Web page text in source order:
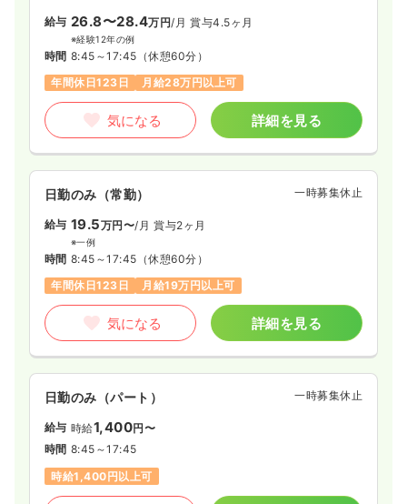
給与 26.8〜28.4万円/月 賞与4.5ヶ月
※経験12年の例
時間 8:45～17:45 （休憩60分）
年間休日123日
月給28万円以上可
気になる 詳細を見る
日勤のみ（常勤） 一時募集休止
給与 19.5万円〜/月 賞与2ヶ月
※一例
時間 8:45～17:45 （休憩60分）
年間休日123日
月給19万円以上可
気になる 詳細を見る
日勤のみ（パート） 一時募集休止
給与 時給1,400円〜
時間 8:45～17:45
時給1,400円以上可